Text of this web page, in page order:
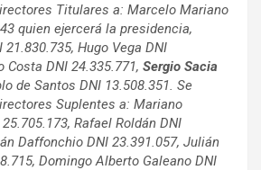
Titulares a: Marcelo Mariano
quien ejercerá la presidencia,
Hugo Vega DNI
Costa DNI 24.335.771, Sergio Sacia
de Santos DNI 13.508.351. Se
Suplentes a: Mariano
Rafael Roldán DNI
Daffonchio DNI 23.391.057, Julián
Domingo Alberto Galeano DNI